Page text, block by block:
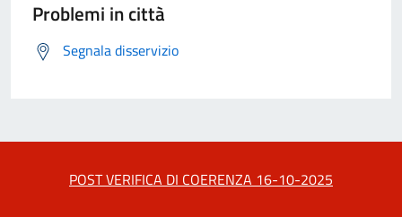
Problemi in città
Segnala disservizio
POST VERIFICA DI COERENZA 16-10-2025